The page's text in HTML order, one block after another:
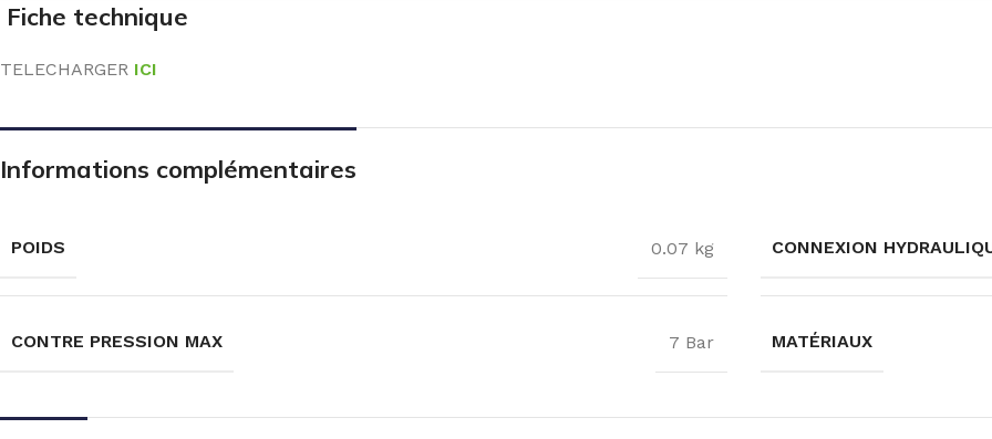
Fiche technique
TELECHARGER ICI
Informations complémentaires
POIDS 0.07 kg CONNEXION
CONTRE PRESSION MAX 7 Bar MATÉRIAUX